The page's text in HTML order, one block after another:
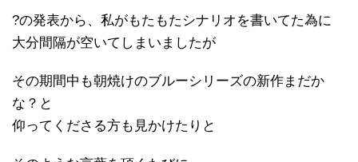
?の発表から、私がもたもたシナリオを書いてた為に
大分間隔が空いてしまいましたが
その期間中も朝焼けのブルーシリーズの新作まだか
な？と
仰ってくださる方も見かけたりと